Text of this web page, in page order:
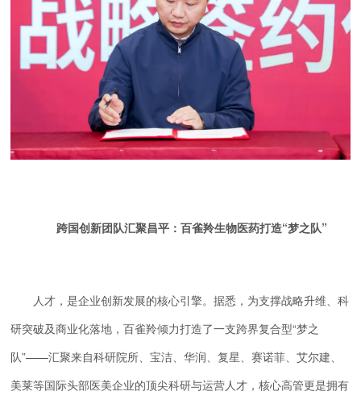
跨国创新团队汇聚昌平：百雀羚生物医药打造“梦之队”
人才，是企业创新发展的核心引擎。据悉，为支撑战略升维、科
研突破及商业化落地，百雀羚倾力打造了一支跨界复合型“梦之
队”——汇聚来自科研院所、宝洁、华润、复星、赛诺菲、艾尔建、
美莱等国际头部医美企业的顶尖科研与运营人才，核心高管更是拥有